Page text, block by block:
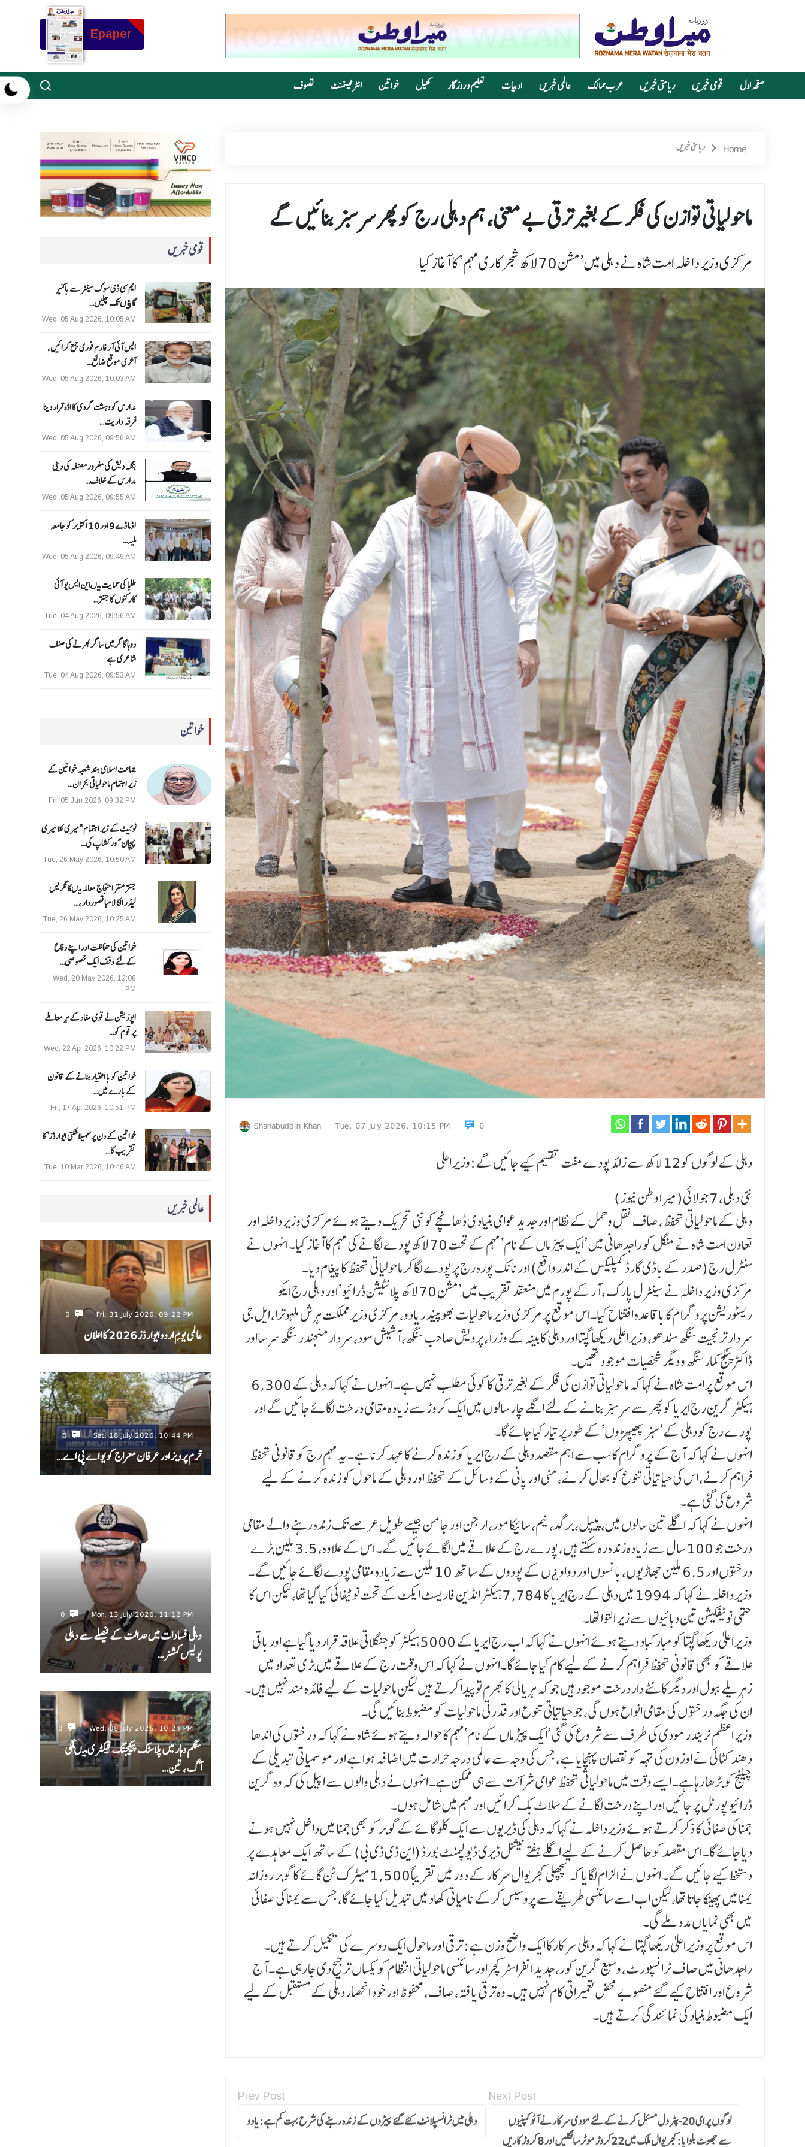
Epaper
صفحہ اول قومی خبریں ریاستی خبریں عرب ممالک عالمی خبریں ادبیات تعلیم و روزگار کھیل خواتین انٹرٹینمنٹ تصوف
قومی خبریں
ایم سی ڈی سوک سینٹر سے باکنیر
گاﺅں تک چلیں…
Wed, 05 Aug 2026, 10:05 AM
ایس آئی آر فارم فوری جمع کرائیں،
آخری موقع ضائع…
Wed, 05 Aug 2026, 10:03 AM
مدارس کو دہشت گردی کا اڈہ قرار دینا
فرقہ واریت…
Wed, 05 Aug 2026, 09:56 AM
بنگلہ دیش کی مفرور مصنفہ کی دینی
مدارس کے خلاف…
Wed, 05 Aug 2026, 09:55 AM
ا ڈما ڈے 9 اور 10 اکتوبر کو جامعہ
ملیہ…
Wed, 05 Aug 2026, 09:49 AM
طلبا کی حمایت میںاین ایس یو آئی
کارکنوں کا جنتر…
Tue, 04 Aug 2026, 09:56 AM
دوہا گاگر میں ساگر بھرنے کی صنف
شاعری ہے
Tue, 04 Aug 2026, 09:53 AM
خواتین
جماعت اسلامی ہند شعبہ خواتین کے
زیر اہتمام ماحولیاتی بحران…
Fri, 05 Jun 2026, 09:32 PM
ٹوئیٹ کے زیر اہتمام ”میری کلا میری
پہچان“ ورکشاپ کی…
Tue, 26 May 2026, 10:50 AM
جنتر منتر احتجاج معاملہ میںکانگریس
لیڈر الکا لامبا قصوروار ،…
Tue, 26 May 2026, 10:25 AM
خواتین کی حفاظت اور اپنے دفاع
کےلئے وقف ایک خصوصی…
Wed, 20 May 2026, 12:08
PM
اپوزیشن نے قومی مفاد کے ہر معاملے
پر قوم کو…
Wed, 22 Apr 2026, 10:22 PM
خواتین کو با اختیار بنانے کے قانون
کے بارے میں…
Fri, 17 Apr 2026, 10:51 PM
خواتین کے دن پر ’مہیلا شکتی ایوارڈز‘ کا
تقریب کا…
Tue, 10 Mar 2026, 10:46 AM
عالمی خبریں
Fri, 31 July 2026, 09:22 PM
0
عالمی یومِ اردو ایوارڈز 2026 کا اعلان
Sat, 18 July 2026, 10:44 PM
0
خرم پرویز اور عرفان معراج کو یو اے پی اے…
Mon, 13 July 2026, 11:12 PM
0
دہلی فسادات میں عدالت کے فیصلے سے دہلی
پولیس کمشنر…
Wed, 08 July 2026, 10:24 PM
0
سنگم وہار میں پلاسٹک پیکیجنگ فیکٹری میںلگی
آگ ، تین…
Home ریاستی خبریں
ماحولیاتی توازن کی فکر کے بغیر ترقی بے معنی، ہم دہلی رج کو پھر سرسبز بنائیں گے
مرکزی وزیر داخلہ امت شاہ نے دہلی میں ’مشن 70 لاکھ شجر کاری مہم‘ کا آغاز کیا
Shahabuddin Khan Tue, 07 July 2026, 10:15 PM 0
دہلی کے لوگوں کو12 لاکھ سے زائد پودے مفت تقسیم کیے جائیں گے:وزیر اعلیٰ
نئی دہلی، 7 جولائی(میرا وطن نیوز )
دہلی کے ماحولیاتی تحفظ، صاف نقل و حمل کے نظام اور جدید عوامی بنیادی ڈھانچے کو نئی تحریک دیتے ہو ئے مرکزی وزیر داخلہ اور
تعاون امت شاہ نے منگل کو راجدھانی میں ’ایک پیڑ ماں کے نام‘ مہم کے تحت 70 لاکھ پودے لگانے کی مہم کا آغاز کیا۔ انہوں نے
سنٹرل رج (صدر کے باڈی گارڈ کمپلیکس کے اندر واقع) اور نانک پورہ رج پر پودے لگا کر ماحولیاتی تحفظ کا پیغام دیا۔
مرکزی وزیر داخلہ نے سینٹرل پارک ، آر کے پورم میں منعقد تقریب میں ’مشن 70 لاکھ پلانٹیشن ڈرائیو‘ اور دہلی رج ایکو
ریسٹوریشن پروگرا م کا باقاعدہ افتتاح کیا۔اس موقع پر مرکزی وزیر ماحولیات بھوپیند ر یادو، مرکزی وزیر مملکت ہرش ملہوترا، ایل جی
سردار ترنجیت سنگھ سندھو، وزیر اعلیٰ ریکھا گپتااور دہلی کابینہ کے وزرا ءپرویش صاحب سنگھ، آشیش سود، سردار منجندر سنگھ سرسااور
ڈاکٹر پنکج کمار سنگھ و دیگر شخصیات موجود تھیں۔
اس موقع پر امت شاہ نے کہا کہ ماحولیاتی توازن کی فکر کے بغیر ترقی کا کوئی مطلب نہیں ہے۔ انہوں نے کہا کہ دہلی کے 6,300
ہیکٹر گرین رج ایریا کو پھر سے سرسبزبنانے کے لئے اگلے چار سالوں میں ایک کروڑسے زیادہ مقامی درخت لگائے جائیں گے اور
پورے رج کو دہلی کے’سبز پھیپھڑوں‘ کے طور پر تیار کیا جائے گا۔
انہوں نے کہا کہ آج کے پروگرام کا سب سے اہم مقصد دہلی کے رج ایریا کو زندہ کرنے کا عہد کرنا ہے۔ یہ مہم رج کو قانونی تحفظ
فراہم کرنے، اس کی حیاتیاتی تنوع کو بحال کر نے، مٹی اور پانی کے وسائل کے تحفظ اور دہلی کے ماحول کو زندہ کرنے کے لیے
شروع کی گئی ہے۔
انہوں نے کہا کہ اگلے تین سالوں میں، پیپل، برگد، نیم، سائیکامور، ارجن اور جامن جیسے طویل عر صے تک زندہ رہنے والے مقامی
درخت جو 100 سال سے زیادہ زندہ رہ سکتے ہیں، پورے رج کے علاقے میں لگائے جائیں گے۔ اس کے علاوہ، 3.5 ملین بڑے
درختوں اور 6.5 ملین جھاڑیوں، بانسوں اور دواو ¿ں کے پودوں کے ساتھ 10 ملین سے زیادہ مقامی پودے لگائے جائیں گے۔
وزیر داخلہ نے کہا کہ 1994 میں دہلی کے رج ایریا کا 7,784 ہیکٹر انڈین فاریسٹ ایکٹ کے تحت نوٹیفائی کیا گیا تھا، لیکن اس کا
حتمی نوٹیفکیشن تین دہائیوں سے زیر التوا تھا۔
وزیر اعلیٰ ریکھا گپتا کو مبارکباد دیتے ہوئے انہوں نے کہا کہ اب رج ایریا کے 5000 ہیکٹر کو جنگلاتی علاقہ قرار دیا گیا ہے اور باقی
علاقے کو بھی قانونی تحفظ فراہم کرنے کے لیے کام کیا جائے گا۔انہوں نے کہا کہ اس وقت رج کے علاقے میں بڑی تعداد میں
زہریلے ببول اور دیگر کانٹے دار درخت موجود ہیں جو کہ ہریالی کا بھرم تو پیدا کرتے ہیں لیکن ماحولیات کے لیے فائدہ مند نہیں ہیں۔
ان کی جگہ در ختو ں کی مقامی انواع ہوں گی، جو حیاتیاتی تنوع اور قدرتی ماحولیات کو مضبوط بنائیں گی۔
وزیر اعظم نریندر مودی کی طرف سے شروع کی گئی ’ایک پیڑ ماں کے نام‘مہم کا حوالہ دیتے ہوئے شاہ نے کہا کہ درختوں کی اندھا
دھند کٹائی نے اوزون کی تہہ کو نقصان پہنچایا ہے، جس کی وجہ سے عالمی درجہ حرارت میں اضافہ ہوا ہے اور موسمیاتی تبدیلی کے
چیلنج کو بڑھا رہا ہے۔ ایسے وقت میں ماحولیاتی تحفظ عوامی شراکت سے ہی ممکن ہے۔ انہوں نے دہلی والوں سے اپیل کی کہ وہ گرین
ڈرائیو پورٹل پر جا ئیں اور اپنے درخت لگانے کے سلاٹ بک کرائیں اور مہم میں شامل ہوں۔
جمنا کی صفائی کا ذکر کرتے ہوئے وزیر داخلہ نے کہا کہ دہلی کی ڈیریوں سے ایک کلو گائے کے گوبر کو بھی جمنا میں داخل نہیں ہونے
دیا جائے گا۔ اس مقصد کو حاصل کرنے کے لیے اگلے ہفتے نیشنل ڈیری ڈیو لپمنٹ بورڈ (این ڈی ڈی بی) کے ساتھ ایک معاہدے پر
دستخط کیے جائیں گے۔ انہوں نے الزام لگا یا کہ پچھلی کجریوال سرکار کے دور میں تقریباً 1,500 میٹرک ٹن گائے کا گوبر روزانہ
یمنا میں پھینکا جاتا تھا، لیکن اب اسے سائنسی طریقے سے پروسیس کرکے نامیاتی کھاد میں تبدیل کیا جائے گا، جس سے یمنا کی صفائی
میں بھی نمایاں مدد ملے گی۔
اس موقع پر وزیر اعلیٰ ریکھا گپتا نے کہا کہ دہلی سرکارکا ایک واضح وزن ہے: ترقی اور ماحول ایک دوسر ے کی تکمیل کرتے ہیں۔
راجدھانی میں صاف ٹرانسپورٹ، وسیع گرین کور، جدید انفراسٹرکچر اور سائنسی ماحولیاتی انتظام کو یکساں ترجیح دی جا رہی ہے۔ آج
شروع اور افتتاح کیے گئے منصوبے محض تعمیراتی کام نہیں ہیں۔ وہ ترقی یافتہ، صاف، محفوظ اور خود انحصار دہلی کے مستقبل کے لیے
ایک مضبوط بنیاد کی نمائندگی کرتے ہیں۔
Prev Post
دہلی میں ٹرانسپلانٹ کئے گئے پیڑوں کے زندہ رہنے کی شرح بہت کم ہے:یادو
Next Post
لوگوں پر ای 20-پٹرول مسئل کرنے کےلئے مودی سرکار نے آٹو کمپنیوں
سے جھوٹ بلوایا:کجریوال ملک میں 22کروڑ موٹر سائکلیں اور 8کروڑ کاریں